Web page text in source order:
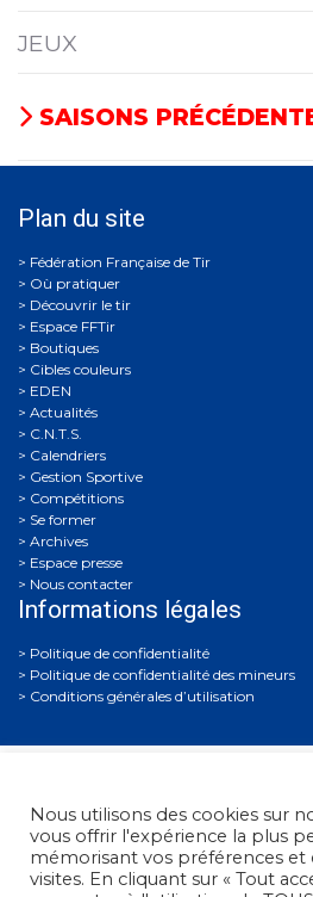
JEUX
SAISONS
Plan du site
Où pratiquer
Découvrir le tir
Espace FFTir
Boutiques
Cibles couleurs
EDEN
Actualités
C.N.T.S.
Calendriers
Gestion Sportive
Compétitions
Se former
Archives
Espace presse
Nous contacter
Informations légales
Politique de confidentialité
Politique de confidentialité des mineurs
Conditions générales d’utilisation
Fédération Française de Tir• 38,
Nous utilisons des cookies sur
vous offrir l'expérience la plus
mémorisant vos préférences et
visites. En cliquant sur « Tout